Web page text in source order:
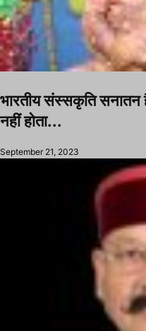
भारतीय संस्सकृति
नहीं होता...
September 21, 2023